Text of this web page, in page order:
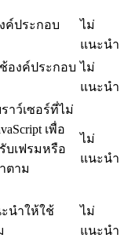
ค์ประกอบ
ไม่
แนะนำ
องค์ประกอบ ไม่
แนะนำ
าว์เซอร์ที่ไม่
เพื่อ
บเฟรมหรือ
ตาม
ไม่
แนะนำ
นำให้ใช้
ไม่
แนะนำ